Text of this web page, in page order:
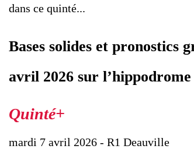
dans ce quinté...
Bases solides et
avril 2026 sur
mardi 7 avril 2026 - R1 Deauville